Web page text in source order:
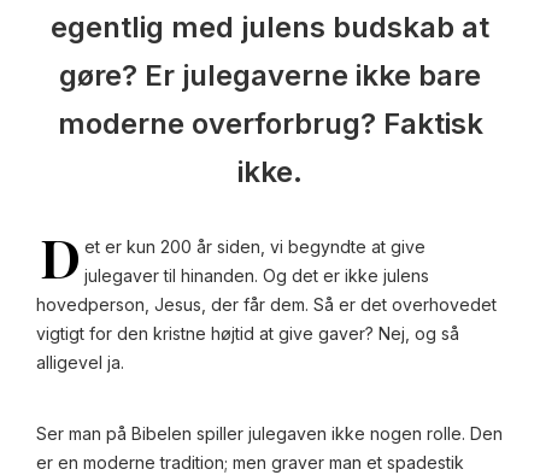
egentlig med julens budskab at
gøre? Er julegaverne ikke bare
moderne overforbrug? Faktisk
ikke.
D et er kun 200 år siden, vi begyndte at give
julegaver til hinanden. Og det er ikke julens
hovedperson, Jesus, der får dem. Så er det overhovedet
vigtigt for den kristne højtid at give gaver? Nej, og så
alligevel ja.
Ser man på Bibelen spiller julegaven ikke nogen rolle. Den
er en moderne tradition; men graver man et spadestik